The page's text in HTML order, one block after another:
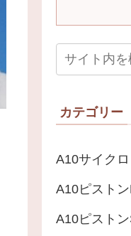
カテゴリー
A10サイク
A10ピスト
A10ピスト